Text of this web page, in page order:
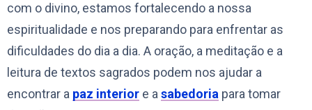
com o divino, estamos fortalecendo a nossa
espiritualidade e nos preparando para enfrentar as
dificuldades do dia a dia. A oração, a meditação e a
leitura de textos sagrados podem nos ajudar a
encontrar a paz interior e asabedoria para tomar